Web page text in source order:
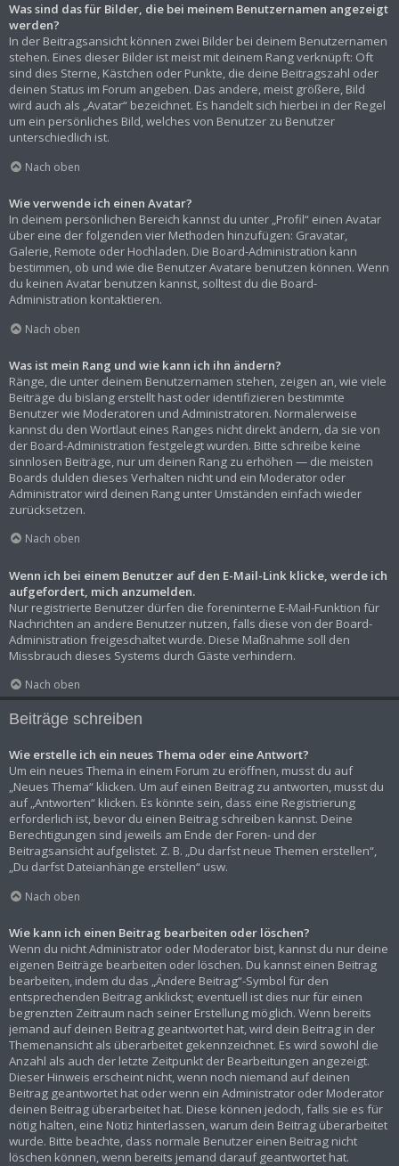
Was sind das für Bilder, die bei meinem Benutzernamen angezeigt
werden?
In der Beitragsansicht können zwei Bilder bei deinem Benutzernamen
stehen. Eines dieser Bilder ist meist mit deinem Rang verknüpft: Oft
sind dies Sterne, Kästchen oder Punkte, die deine Beitragszahl oder
deinen Status im Forum angeben. Das andere, meist größere, Bild
wird auch als „Avatar“ bezeichnet. Es handelt sich hierbei in der Regel
um ein persönliches Bild, welches von Benutzer zu Benutzer
unterschiedlich ist.
Nach oben
Wie verwende ich einen Avatar?
In deinem persönlichen Bereich kannst du unter „Profil“ einen Avatar
über eine der folgenden vier Methoden hinzufügen: Gravatar,
Galerie, Remote oder Hochladen. Die Board-Administration kann
bestimmen, ob und wie die Benutzer Avatare benutzen können. Wenn
du keinen Avatar benutzen kannst, solltest du die Board-
Administration kontaktieren.
Nach oben
Was ist mein Rang und wie kann ich ihn ändern?
Ränge, die unter deinem Benutzernamen stehen, zeigen an, wie viele
Beiträge du bislang erstellt hast oder identifizieren bestimmte
Benutzer wie Moderatoren und Administratoren. Normalerweise
kannst du den Wortlaut eines Ranges nicht direkt ändern, da sie von
der Board-Administration festgelegt wurden. Bitte schreibe keine
sinnlosen Beiträge, nur um deinen Rang zu erhöhen — die meisten
Boards dulden dieses Verhalten nicht und ein Moderator oder
Administrator wird deinen Rang unter Umständen einfach wieder
zurücksetzen.
Nach oben
Wenn ich bei einem Benutzer auf den E-Mail-Link klicke, werde ich
aufgefordert, mich anzumelden.
Nur registrierte Benutzer dürfen die foreninterne E-Mail-Funktion für
Nachrichten an andere Benutzer nutzen, falls diese von der Board-
Administration freigeschaltet wurde. Diese Maßnahme soll den
Missbrauch dieses Systems durch Gäste verhindern.
Nach oben
Beiträge schreiben
Wie erstelle ich ein neues Thema oder eine Antwort?
Um ein neues Thema in einem Forum zu eröffnen, musst du auf
„Neues Thema“ klicken. Um auf einen Beitrag zu antworten, musst du
auf „Antworten“ klicken. Es könnte sein, dass eine Registrierung
erforderlich ist, bevor du einen Beitrag schreiben kannst. Deine
Berechtigungen sind jeweils am Ende der Foren- und der
Beitragsansicht aufgelistet. Z. B. „Du darfst neue Themen erstellen“,
„Du darfst Dateianhänge erstellen“ usw.
Nach oben
Wie kann ich einen Beitrag bearbeiten oder löschen?
Wenn du nicht Administrator oder Moderator bist, kannst du nur deine
eigenen Beiträge bearbeiten oder löschen. Du kannst einen Beitrag
bearbeiten, indem du das „Ändere Beitrag“-Symbol für den
entsprechenden Beitrag anklickst; eventuell ist dies nur für einen
begrenzten Zeitraum nach seiner Erstellung möglich. Wenn bereits
jemand auf deinen Beitrag geantwortet hat, wird dein Beitrag in der
Themenansicht als überarbeitet gekennzeichnet. Es wird sowohl die
Anzahl als auch der letzte Zeitpunkt der Bearbeitungen angezeigt.
Dieser Hinweis erscheint nicht, wenn noch niemand auf deinen
Beitrag geantwortet hat oder wenn ein Administrator oder Moderator
deinen Beitrag überarbeitet hat. Diese können jedoch, falls sie es für
nötig halten, eine Notiz hinterlassen, warum dein Beitrag überarbeitet
wurde. Bitte beachte, dass normale Benutzer einen Beitrag nicht
löschen können, wenn bereits jemand darauf geantwortet hat.